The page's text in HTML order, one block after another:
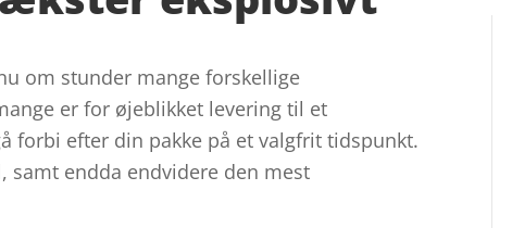
om stunder mange forskellige
er for øjeblikket levering til et
forbi efter din pakke på et valgfrit tidspunkt.
samt endda endvidere den mest